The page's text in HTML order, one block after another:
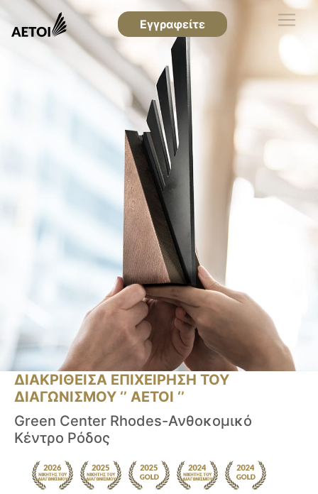
Εγγραφείτε
ΔΙΑΚΡΙΘΕΙΣΑ ΕΠΙΧΕΙΡΗΣΗ ΤΟΥ
ΔΙΑΓΩΝΙΣΜΟΥ ‘’ ΑΕΤΟΙ ‘’
Green Center Rhodes-Ανθοκομικό
Κέντρο Ρόδος